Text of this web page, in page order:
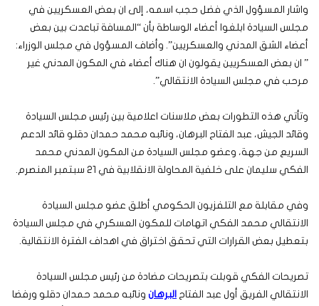
واشار المسؤول الذي فضل حجب اسمه، إلى ان بعض العسكريين في
مجلس السيادة ابلغوا أعضاء الوساطة بأن “المسافة تباعدت بين بعض
أعضاء الشق المدني والعسكريين”. وأضاف المسؤول في مجلس الوزراء:
” ان بعض العسكريين يقولون ان هناك أعضاء في المكون المدني غير
مرحب في مجلس السيادة الانتقالي”.
وتأتي هذه التطورات بعض ملاسنات اعلامية بين رئيس مجلس السيادة
وقائد الجيش، عبد الفتاح البرهان، ونائبه محمد حمدان دقلو قائد الدعم
السريع من جهة، وعضو مجلس السيادة من المكون المدني محمد
الفكي سليمان على خلفية المحاولة الانقلابية في 21 سبتمبر المنصرم.
وفي مقابلة مع التلفزيون الحكومي أطلق عضو مجلس السيادة
الانتقالي محمد الفكي اتهامات للمكون العسكري في مجلس السيادة
بتعطيل بعض القرارات التي تحقق اختراق في اهداف الفترة الانتقالية.
تصريحات الفكي قوبلت بتصريحات مضادة من رئيس مجلس السيادة
الانتقالي الفريق أول عبد الفتاح البرهان ونائبه محمد حمدان دقلو ورفضا